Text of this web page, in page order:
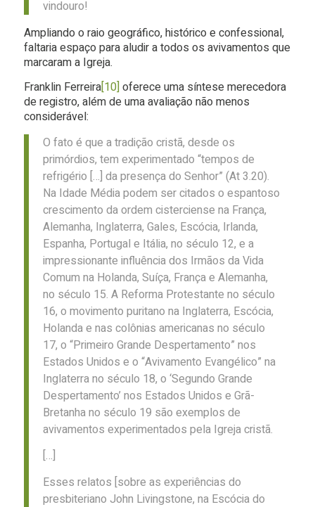
vindouro!
Ampliando o raio geográfico, histórico e confessional,
faltaria espaço para aludir a todos os avivamentos que
marcaram a Igreja.
Franklin Ferreira[10] oferece uma síntese merecedora
de registro, além de uma avaliação não menos
considerável:
O fato é que a tradição cristã, desde os
primórdios, tem experimentado “tempos de
refrigério […] da presença do Senhor” (At 3.20).
Na Idade Média podem ser citados o espantoso
crescimento da ordem cisterciense na França,
Alemanha, Inglaterra, Gales, Escócia, Irlanda,
Espanha, Portugal e Itália, no século 12, e a
impressionante influência dos Irmãos da Vida
Comum na Holanda, Suíça, França e Alemanha,
no século 15. A Reforma Protestante no século
16, o movimento puritano na Inglaterra, Escócia,
Holanda e nas colônias americanas no século
17, o “Primeiro Grande Despertamento” nos
Estados Unidos e o “Avivamento Evangélico” na
Inglaterra no século 18, o ‘Segundo Grande
Despertamento’ nos Estados Unidos e Grã-
Bretanha no século 19 são exemplos de
avivamentos experimentados pela Igreja cristã.
[…]
Esses relatos [sobre as experiências do
presbiteriano John Livingstone, na Escócia do